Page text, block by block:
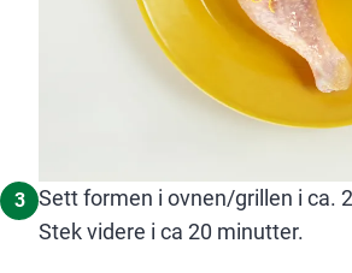
3
Sett formen i ovnen/grillen i ca.
Stek videre i ca 20 minutter.